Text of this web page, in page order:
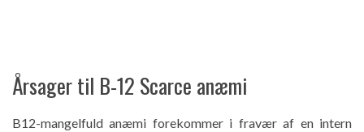
Årsager til B-12 Scarce anæmi
B12-mangelfuld anæmi forekommer i fravær af en intern